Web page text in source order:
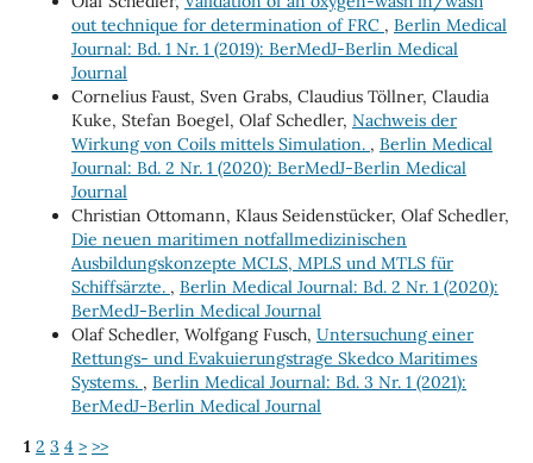
out technique for determination of FRC , Berlin Medical
Journal: Bd. 1 Nr. 1 (2019): BerMedJ-Berlin Medical
Journal
Cornelius Faust, Sven Grabs, Claudius Töllner, Claudia
Kuke, Stefan Boegel, Olaf Schedler, Nachweis der
Wirkung von Coils mittels Simulation. , Berlin Medical
Journal: Bd. 2 Nr. 1 (2020): BerMedJ-Berlin Medical
Journal
Christian Ottomann, Klaus Seidenstücker, Olaf Schedler,
Die neuen maritimen notfallmedizinischen
Ausbildungskonzepte MCLS, MPLS und MTLS für
Schiffsärzte. , Berlin Medical Journal: Bd. 2 Nr. 1 (2020):
BerMedJ-Berlin Medical Journal
Olaf Schedler, Wolfgang Fusch, Untersuchung einer
Rettungs- und Evakuierungstrage Skedco Maritimes
Systems. , Berlin Medical Journal: Bd. 3 Nr. 1 (2021):
BerMedJ-Berlin Medical Journal
1 2 3 4 > >>